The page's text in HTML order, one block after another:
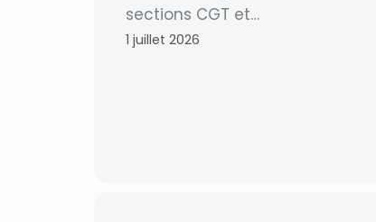
sections CGT et…
1 juillet 2026